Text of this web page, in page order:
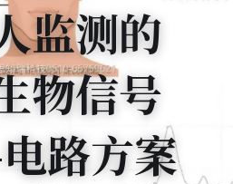
监测的
物信号
路方案